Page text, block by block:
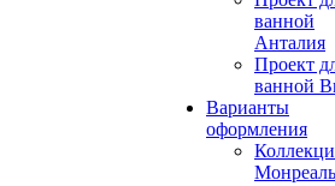
ванной
Анталия
Проект
ванной
Варианты
оформления
Монреаль